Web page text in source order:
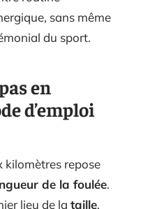
sans même
du sport.
en
d’emploi
kilomètres repose
de la foulée.
lieu de la taille,